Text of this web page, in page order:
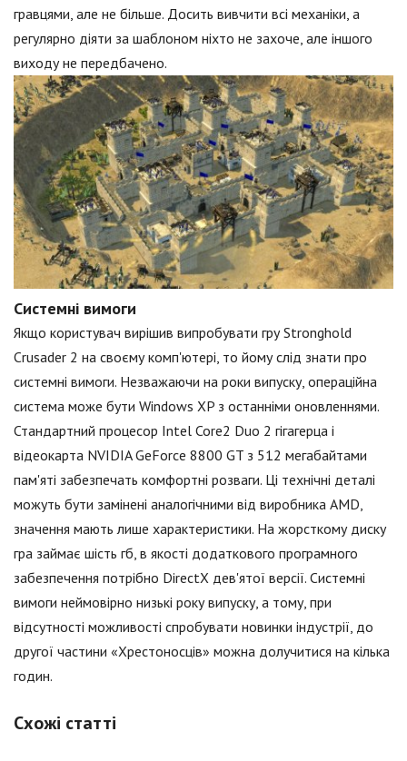
гравцями, але не більше. Досить вивчити всі механіки, а
регулярно діяти за шаблоном ніхто не захоче, але іншого
виходу не передбачено.
Системні вимоги
Якщо користувач вирішив випробувати гру Stronghold
Crusader 2 на своєму комп'ютері, то йому слід знати про
системні вимоги. Незважаючи на роки випуску, операційна
система може бути Windows XP з останніми оновленнями.
Стандартний процесор Intel Core2 Duo 2 гігагерца і
відеокарта NVIDIA GeForce 8800 GT з 512 мегабайтами
пам'яті забезпечать комфортні розваги. Ці технічні деталі
можуть бути замінені аналогічними від виробника AMD,
значення мають лише характеристики. На жорсткому диску
гра займає шість гб, в якості додаткового програмного
забезпечення потрібно DirectX дев'ятої версії. Системні
вимоги неймовірно низькі року випуску, а тому, при
відсутності можливості спробувати новинки індустрії, до
другої частини «Хрестоносців» можна долучитися на кілька
годин.
Схожі статті